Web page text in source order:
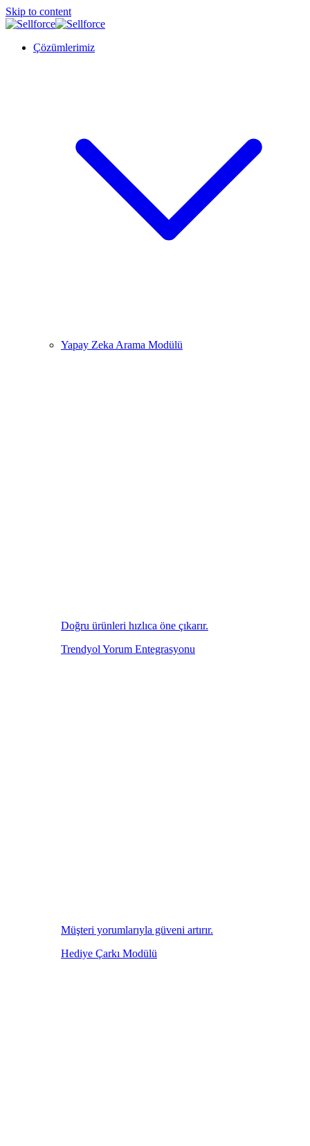
Skip to content
Çözümlerimiz
Yapay Zeka Arama Modülü
Doğru ürünleri hızlıca öne çıkarır.
Trendyol Yorum Entegrasyonu
Müşteri yorumlarıyla güveni artırır.
Hediye Çarkı Modülü